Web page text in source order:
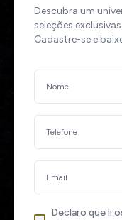
Descubra um
seleções exclusivas.
Cadastre-se e
Declaro que li